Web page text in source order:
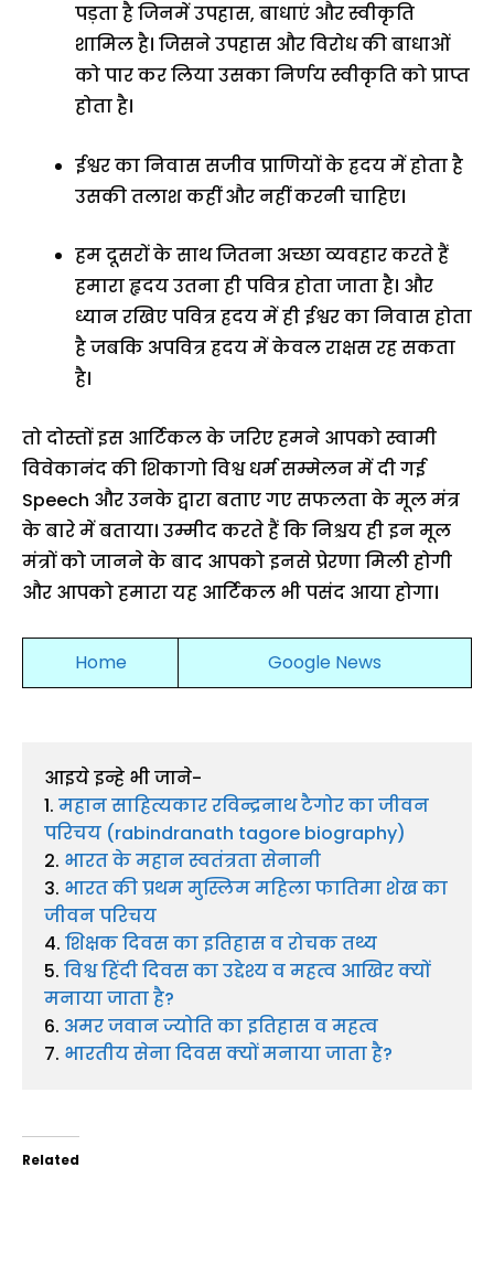
पड़ता है जिनमें उपहास, बाधाएं और स्वीकृति
शामिल है। जिसने उपहास और विरोध की बाधाओं
को पार कर लिया उसका निर्णय स्वीकृति को प्राप्त
होता है।
ईश्वर का निवास सजीव प्राणियों के ह्रदय में होता है
उसकी तलाश कहीं और नहीं करनी चाहिए।
हम दूसरों के साथ जितना अच्छा व्यवहार करते हैं
हमारा हृदय उतना ही पवित्र होता जाता है। और
ध्यान रखिए पवित्र ह्रदय में ही ईश्वर का निवास होता
है जबकि अपवित्र ह्रदय में केवल राक्षस रह सकता
है।
तो दोस्तों इस आर्टिकल के जरिए हमने आपको स्वामी
विवेकानंद की शिकागो विश्व धर्म सम्मेलन में दी गई
Speech और उनके द्वारा बताए गए सफलता के मूल मंत्र
के बारे में बताया। उम्मीद करते हैं कि निश्चय ही इन मूल
मंत्रों को जानने के बाद आपको इनसे प्रेरणा मिली होगी
और आपको हमारा यह आर्टिकल भी पसंद आया होगा।
Home Google News
आइये इन्हे भी जाने-
1. महान साहित्यकार रविन्द्रनाथ टैगोर का जीवन
परिचय (rabindranath tagore biography)
2. भारत के महान स्वतंत्रता सेनानी
3. भारत की प्रथम मुस्लिम महिला फातिमा शेख का
जीवन परिचय
4. शिक्षक दिवस का इतिहास व रोचक तथ्य
5. विश्व हिंदी दिवस का उद्देश्य व महत्व आखिर क्यों
मनाया जाता है?
6. अमर जवान ज्योति का इतिहास व महत्व
7. भारतीय सेना दिवस क्यों मनाया जाता है?
Related